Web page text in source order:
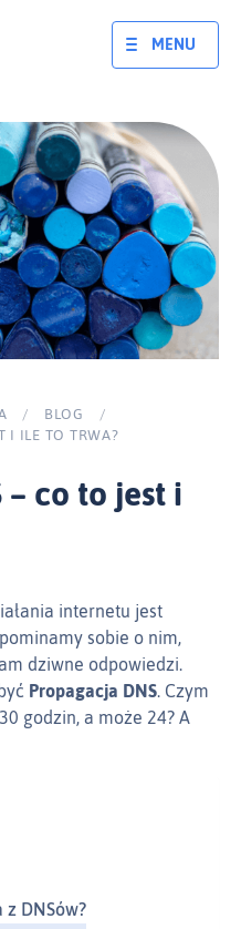
MENU
/ BLOG
/
I ILE TO TRWA?
– co to jest i
internetu jest
sobie o nim,
dziwne odpowiedzi.
Propagacja DNS . Czym
godzin, a może 24? A
DNSów?